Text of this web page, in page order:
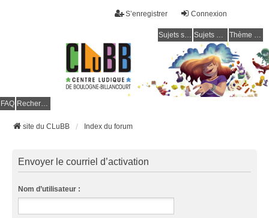
Connexion
S’enregistrer
Sujets sans réponse Sujets actifs Thème clair / foncé
FAQ Rechercher
site du CLuBB Index du forum
Envoyer le courriel d’activation
Nom d’utilisateur :